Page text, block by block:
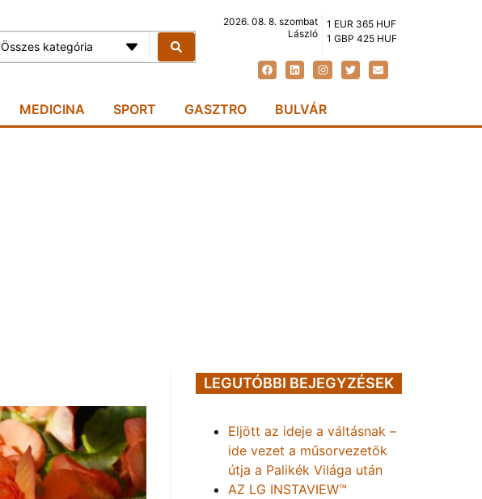
Összes kategória
2026. 08. 8. szombat
László
1 EUR 365 HUF
1 GBP 425 HUF
MEDICINA SPORT GASZTRO BULVÁR
LEGUTÓBBI BEJEGYZÉSEK
Eljött az ideje a váltásnak –
ide vezet a műsorvezetők
útja a Palikék Világa után
AZ LG INSTAVIEW™